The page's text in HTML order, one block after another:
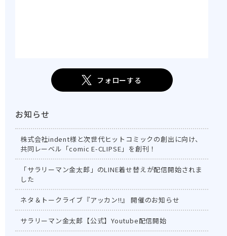
フォローする
お知らせ
株式会社indent様と次世代ヒットコミックの創出に向け、
共同レーベル「comic E-CLIPSE」を創刊！
「サラリーマン金太郎」のLINE着せ替えが配信開始されま
した
ネタ＆トークライブ『アッカン!!』 開催のお知らせ
サラリーマン金太郎【公式】Youtube配信開始